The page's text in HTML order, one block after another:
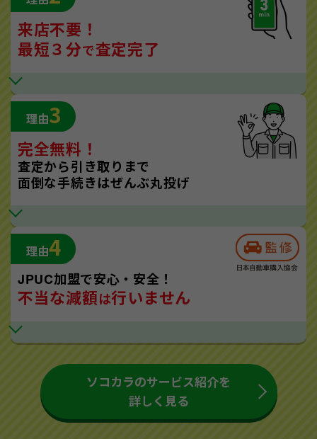
来店不要！
最短３分で査定完了
理由3
完全無料！
査定から引き取りまで
面倒な手続きはぜんぶ丸投げ
理由4
JPUC加盟で安心・安全！
不当な減額は行いません
ソコカラのサービス紹介を
詳しく見る